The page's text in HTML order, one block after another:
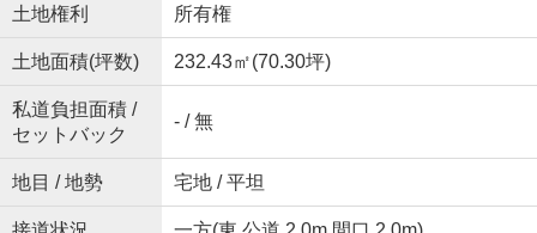
土地権利 所有権
土地面積(坪数) 232.43㎡(70.30坪)
私道負担面積 /
セットバック
- / 無
地目 / 地勢 宅地 / 平坦